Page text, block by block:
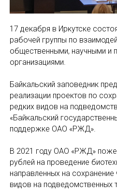
17 декабря в Иркутске
рабочей группы по
общественными, научными и
организациями.
Байкальский заповедник
реализации проектов по
редких видов на
«Байкальский
поддержке ОАО «РЖД».
В 2021 году ОАО «РЖД»
рублей на проведение
направленных на сохранение
видов на подведомственных